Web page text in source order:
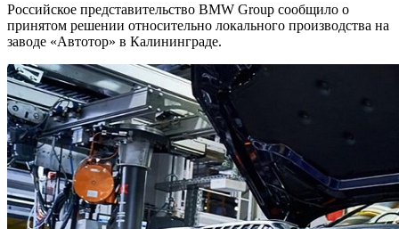
Российское представительство BMW Group сообщило о
принятом решении относительно локального производства на
заводе «Автотор» в Калининграде.